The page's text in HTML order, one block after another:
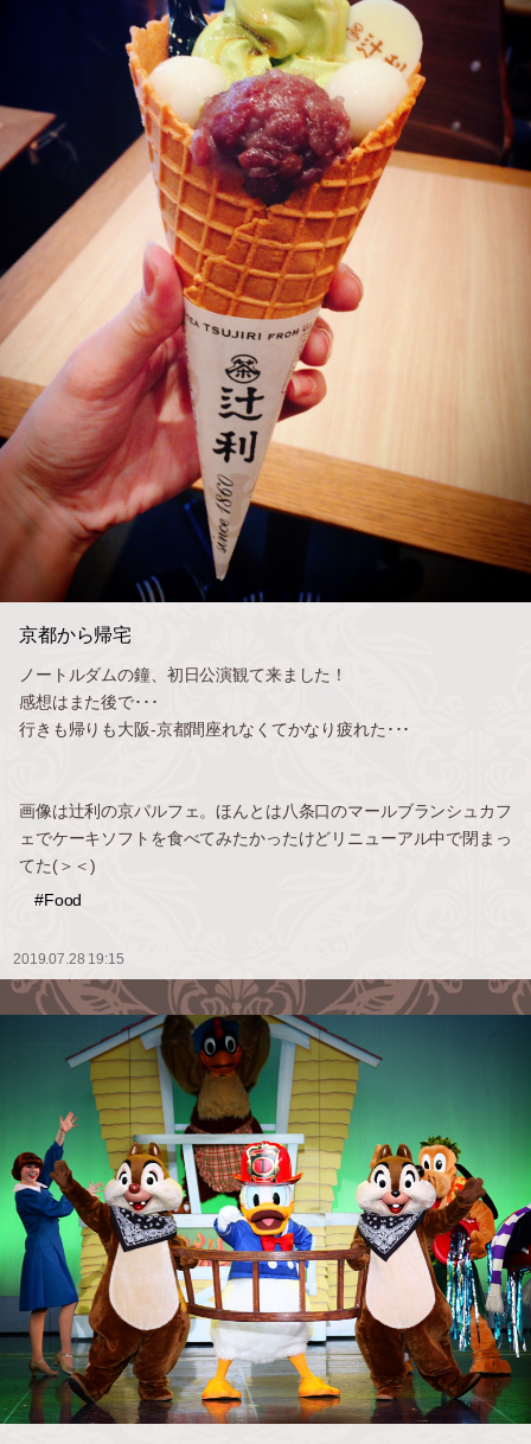
京都から帰宅
ノートルダムの鐘、初日公演観て来ました！
感想はまた後で･･･
行きも帰りも大阪-京都間座れなくてかなり疲れた･･･
画像は辻利の京パルフェ。ほんとは八条口のマールブランシュカフ
ェでケーキソフトを食べてみたかったけどリニューアル中で閉まっ
てた(＞＜)
#Food
2019.07.28 19:15